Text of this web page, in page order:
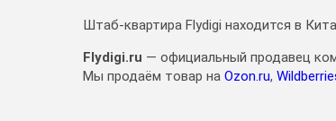
Штаб-квартира Flydigi находится в
Flydigi.ru — официальный продавец
Мы продаём товар на Ozon.ru,